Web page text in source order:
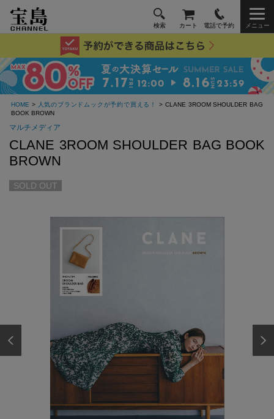
検索 カート 電話で予約 メニュー
HOME > 人気のブランドムックが予約で買える！
> CLANE 3ROOM SHOULDER BAG
BOOK BROWN
マルチメディア
CLANE 3ROOM SHOULDER BAG BOOK
BROWN
SOLD OUT